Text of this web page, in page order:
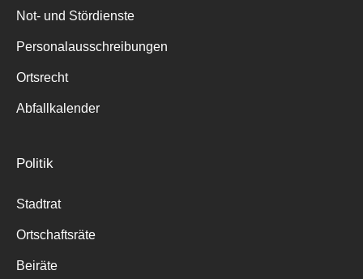
Not- und Stördienste
Personalausschreibungen
Ortsrecht
Abfallkalender
Politik
Stadtrat
Ortschaftsräte
Beiräte